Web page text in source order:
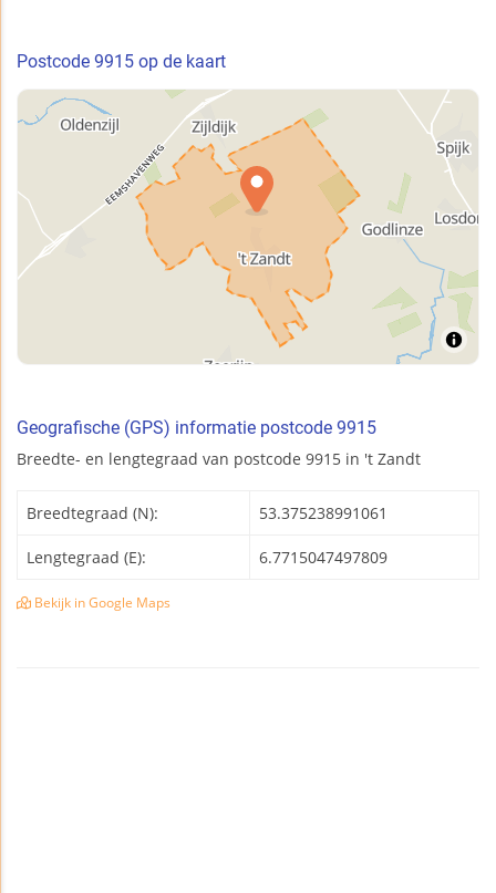
Postcode 9915 op de kaart
Geografische (GPS) informatie postcode 9915
Breedte- en lengtegraad van postcode 9915 in 't Zandt
Breedtegraad (N): 53.375238991061
Lengtegraad (E): 6.7715047497809
Bekijk in Google Maps